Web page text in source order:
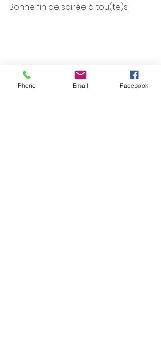
Bonne fin de soirée à tou(te)s.
Phone Email Facebook